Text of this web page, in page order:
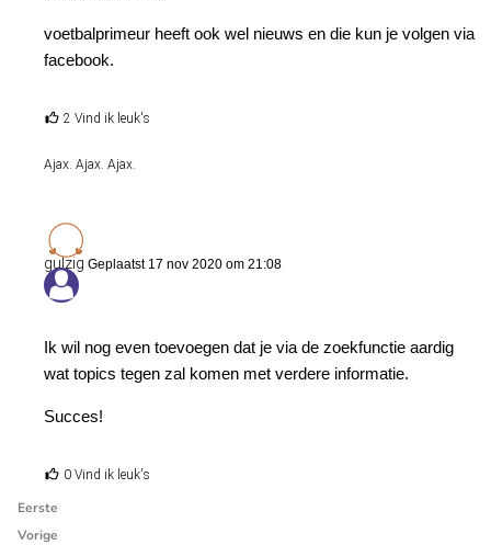
voetbalprimeur heeft ook wel nieuws en die kun je volgen via
facebook.
2 Vind ik leuk's
Ajax. Ajax. Ajax.
gulzig Geplaatst 17 nov 2020 om 21:08
Ik wil nog even toevoegen dat je via de zoekfunctie aardig
wat topics tegen zal komen met verdere informatie.
Succes!
0 Vind ik leuk's
Eerste
Vorige